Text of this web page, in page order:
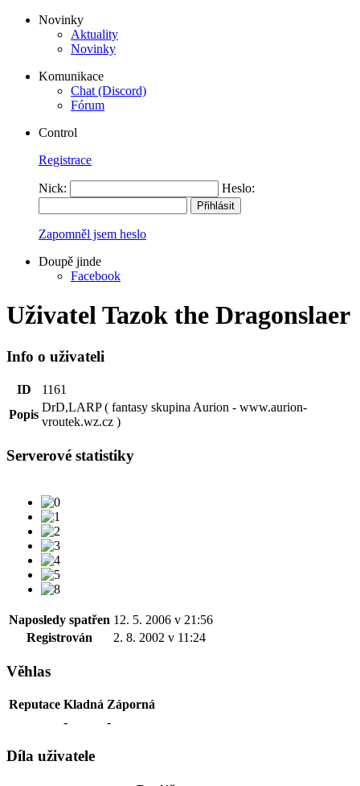
Novinky
Aktuality
Novinky
Komunikace
Chat (Discord)
Fórum
Control
Registrace
Nick: Heslo:
Zapomněl jsem heslo
Doupě jinde
Facebook
Uživatel Tazok the Dragonslaer
Info o uživateli
ID
1161
Popis
DrD,LARP ( fantasy skupina Aurion - www.aurion-
vroutek.wz.cz )
Serverové statistiky
Naposledy spatřen 12. 5. 2006 v 21:56
Registrován
2. 8. 2002 v 11:24
Věhlas
Reputace Kladná Záporná
-
-
Díla uživatele